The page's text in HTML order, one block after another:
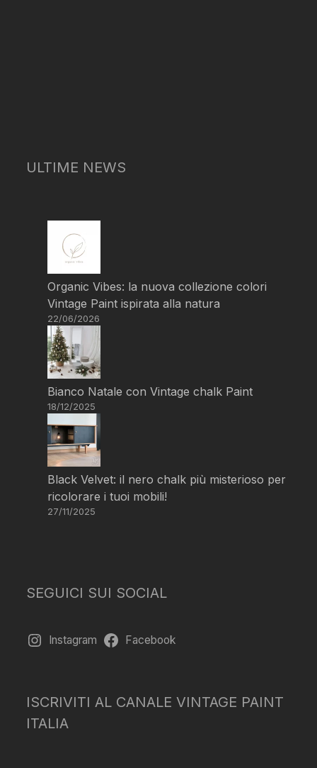
ULTIME NEWS
Organic Vibes: la nuova collezione colori
Vintage Paint ispirata alla natura
22/06/2026
Bianco Natale con Vintage chalk Paint
18/12/2025
Black Velvet: il nero chalk più misterioso per
ricolorare i tuoi mobili!
27/11/2025
SEGUICI SUI SOCIAL
Instagram Facebook
ISCRIVITI AL CANALE VINTAGE PAINT
ITALIA